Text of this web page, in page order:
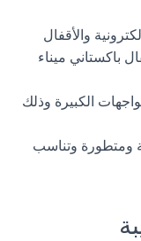
والأقفال
باكستاني ميناء
الكبيرة وذلك
ومتطورة وتناسب